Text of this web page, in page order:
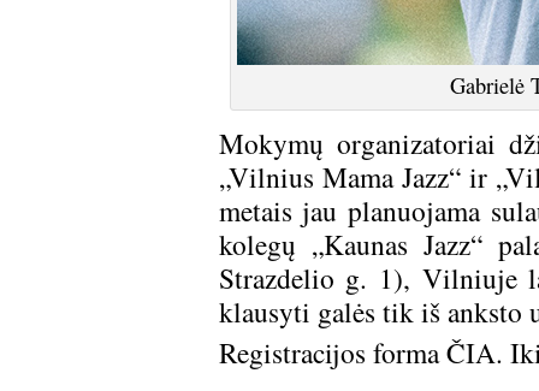
Gabrielė
Mokymų organizatoriai
„Vilnius Mama Jazz“ ir
metais jau planuojama
kolegų „Kaunas Jazz“
Strazdelio g. 1), Vilniuje
klausyti galės tik iš anksto
Registracijos formaČIA.